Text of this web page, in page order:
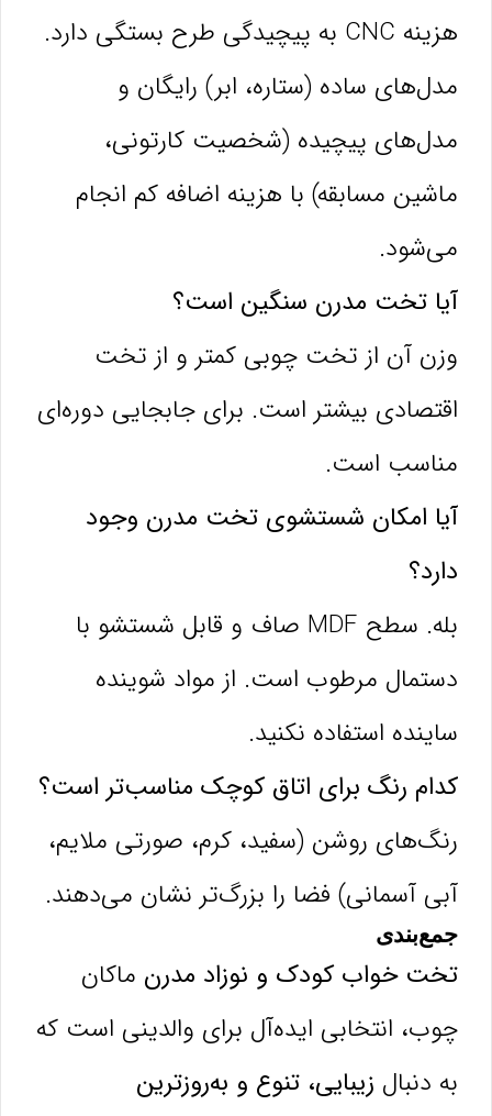
هزینه CNC به پیچیدگی طرح بستگی دارد.
مدل‌های ساده (ستاره، ابر) رایگان و
مدل‌های پیچیده (شخصیت کارتونی،
ماشین مسابقه) با هزینه اضافه کم انجام
می‌شود.
آیا تخت مدرن سنگین است؟
وزن آن از تخت چوبی کمتر و از تخت
اقتصادی بیشتر است. برای جابجایی دوره‌ای
مناسب است.
آیا امکان شستشوی تخت مدرن وجود
دارد؟
بله. سطح MDF صاف و قابل شستشو با
دستمال مرطوب است. از مواد شوینده
ساینده استفاده نکنید.
کدام رنگ برای اتاق کوچک مناسب‌تر است؟
رنگ‌های روشن (سفید، کرم، صورتی ملایم،
آبی آسمانی) فضا را بزرگ‌تر نشان می‌دهند.
جمع‌بندی
تخت خواب کودک و نوزاد مدرن ماکان
چوب، انتخابی ایده‌آل برای والدینی است که
به دنبال زیبایی، تنوع و به‌روزترین